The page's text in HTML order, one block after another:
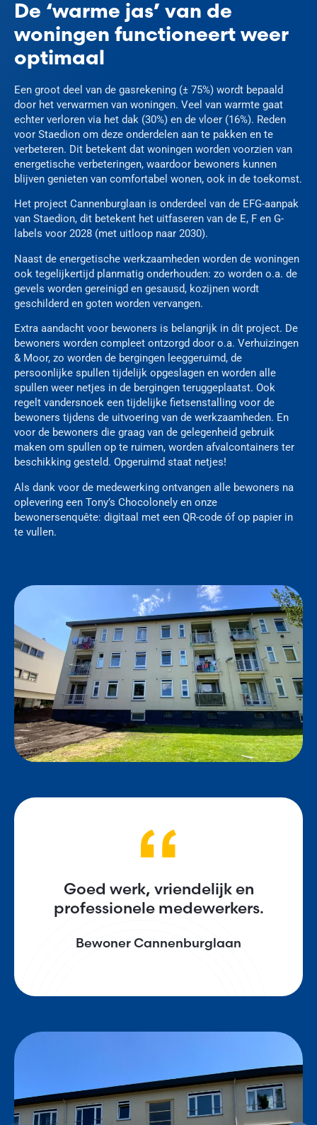
De ‘warme jas’ van de
woningen functioneert weer
optimaal
Een groot deel van de gasrekening (± 75%) wordt bepaald
door het verwarmen van woningen. Veel van warmte gaat
echter verloren via het dak (30%) en de vloer (16%). Reden
voor Staedion om deze onderdelen aan te pakken en te
verbeteren. Dit betekent dat woningen worden voorzien van
energetische verbeteringen, waardoor bewoners kunnen
blijven genieten van comfortabel wonen, ook in de toekomst.
Het project Cannenburglaan is onderdeel van de EFG-aanpak
van Staedion, dit betekent het uitfaseren van de E, F en G-
labels voor 2028 (met uitloop naar 2030).
Naast de energetische werkzaamheden worden de woningen
ook tegelijkertijd planmatig onderhouden: zo worden o.a. de
gevels worden gereinigd en gesausd, kozijnen wordt
geschilderd en goten worden vervangen.
Extra aandacht voor bewoners is belangrijk in dit project. De
bewoners worden compleet ontzorgd door o.a. Verhuizingen
& Moor, zo worden de bergingen leeggeruimd, de
persoonlijke spullen tijdelijk opgeslagen en worden alle
spullen weer netjes in de bergingen teruggeplaatst. Ook
regelt vandersnoek een tijdelijke fietsenstalling voor de
bewoners tijdens de uitvoering van de werkzaamheden. En
voor de bewoners die graag van de gelegenheid gebruik
maken om spullen op te ruimen, worden afvalcontainers ter
beschikking gesteld. Opgeruimd staat netjes!
Als dank voor de medewerking ontvangen alle bewoners na
oplevering een Tony’s Chocolonely en onze
bewonersenquête: digitaal met een QR-code óf op papier in
te vullen.
Goed werk, vriendelijk en
professionele medewerkers.
Bewoner Cannenburglaan